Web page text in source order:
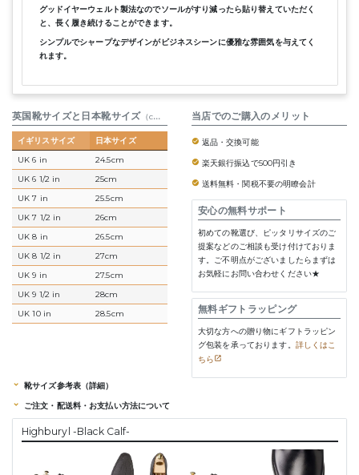
グッドイヤーウェルト製法なのでソールがすり減ったら貼り替えていただく
と、長く履き続けることができます。
シンプルでシャープなデザインがビジネスシーンに優雅な雰囲気を与えてく
れます。
英国靴サイズと日本靴サイズ （cm） 参考表
イギリスサイズ 日本サイズ
UK 6 in 24.5cm
UK 6 1/2 in 25cm
UK 7 in 25.5cm
UK 7 1/2 in 26cm
UK 8 in 26.5cm
UK 8 1/2 in 27cm
UK 9 in 27.5cm
UK 9 1/2 in 28cm
UK 10 in 28.5cm
当店でのご購入のメリット
返品・交換可能
楽天銀行振込で500円引き
送料無料・関税不要の明瞭会計
安心の無料サポート
初めての靴選び、ピッタリサイズのご
提案などのご相談も受け付けておりま
す。ご不明点がございましたらまずは
お気軽にお問い合わせください★
無料ギフトラッピング
大切な方への贈り物にギフトラッピン
グ包装を承っております。 詳しくはこ
ちら
靴サイズ参考表（詳細）
ご注文・配送料・お支払い方法について
Highburyl -Black Calf-